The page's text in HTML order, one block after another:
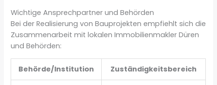
Wichtige Ansprechpartner und Behörden
Bei der Realisierung von Bauprojekten empfiehlt sich die
Zusammenarbeit mit lokalen Immobilienmakler Düren
und Behörden:
Behörde/Institution Zuständigkeitsbereich